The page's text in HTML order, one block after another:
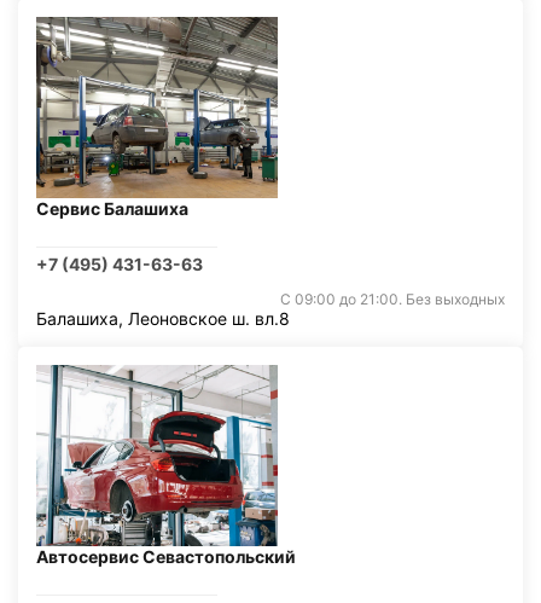
Сервис Балашиха
+7 (495) 431-63-63
С 09:00 до 21:00. Без выходных
Балашиха, Леоновское ш. вл.8
Автосервис Севастопольский